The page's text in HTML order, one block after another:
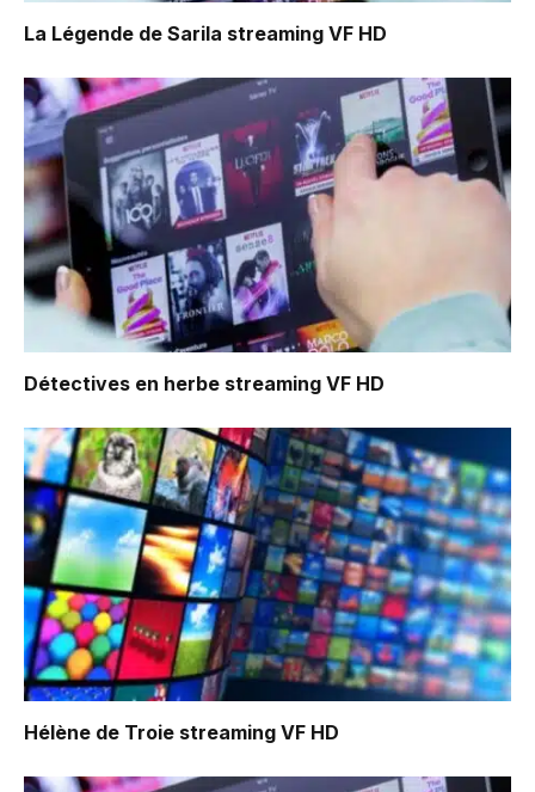
La Légende de Sarila streaming VF HD
Détectives en herbe streaming VF HD
Hélène de Troie streaming VF HD